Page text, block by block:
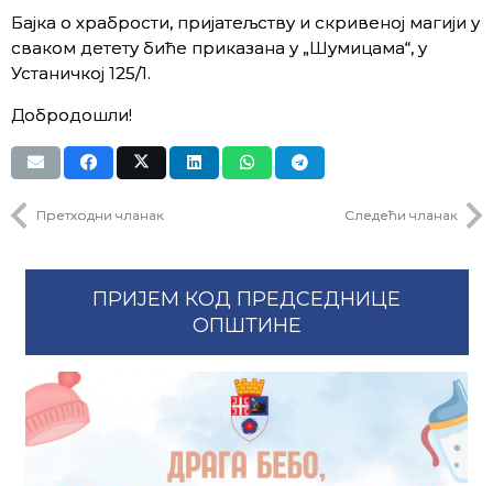
Бајка о храбрости, пријатељству и скривеној магији у
сваком детету биће приказана у „Шумицама“, у
Устаничкој 125/1.
Добродошли!
Претходни чланак Следећи чланак
ПРИЈЕМ КОД ПРЕДСЕДНИЦЕ
ОПШТИНЕ